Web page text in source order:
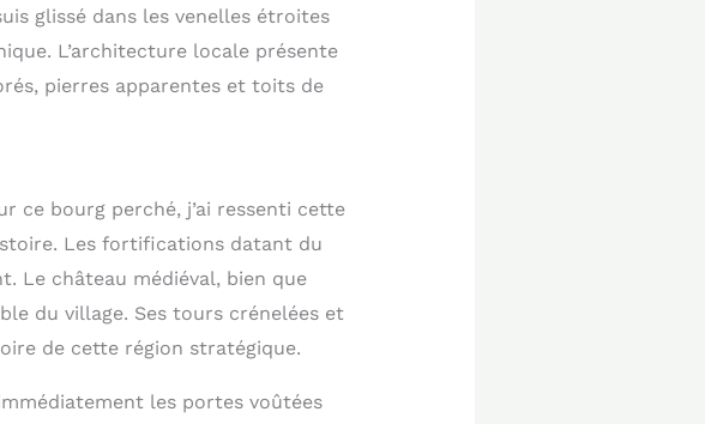
glissé dans les venelles étroites
L’architecture locale présente
pierres apparentes et toits de
ce bourg perché, j’ai ressenti cette
Les fortifications datant du
Le château médiéval, bien que
du village. Ses tours crénelées et
de cette région stratégique.
les portes voûtées